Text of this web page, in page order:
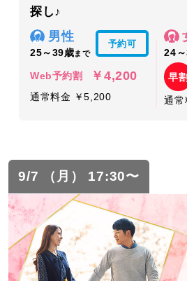
探し♪
男性
25～39歳まで
予約可
Web予約割 ￥4,200
通常料金 ￥5,200
24
早
通
9/7 （月） 17:30〜